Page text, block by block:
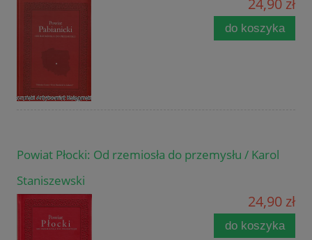
do koszyka
Powiat Płocki: Od rzemiosła do przemysłu / Karol
Staniszewski
24,90 zł
do koszyka